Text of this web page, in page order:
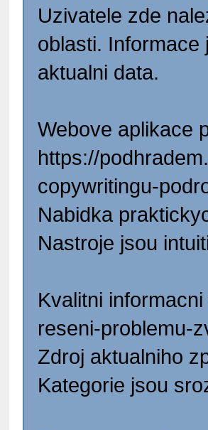
Uzivatele zde
oblasti.
aktualni data.
Webove aplikace
https://
copywritingu-
Nabidka
Nastroje jsou
Kvalitni
reseni-problemu-
Zdroj aktualniho
Kategorie jsou